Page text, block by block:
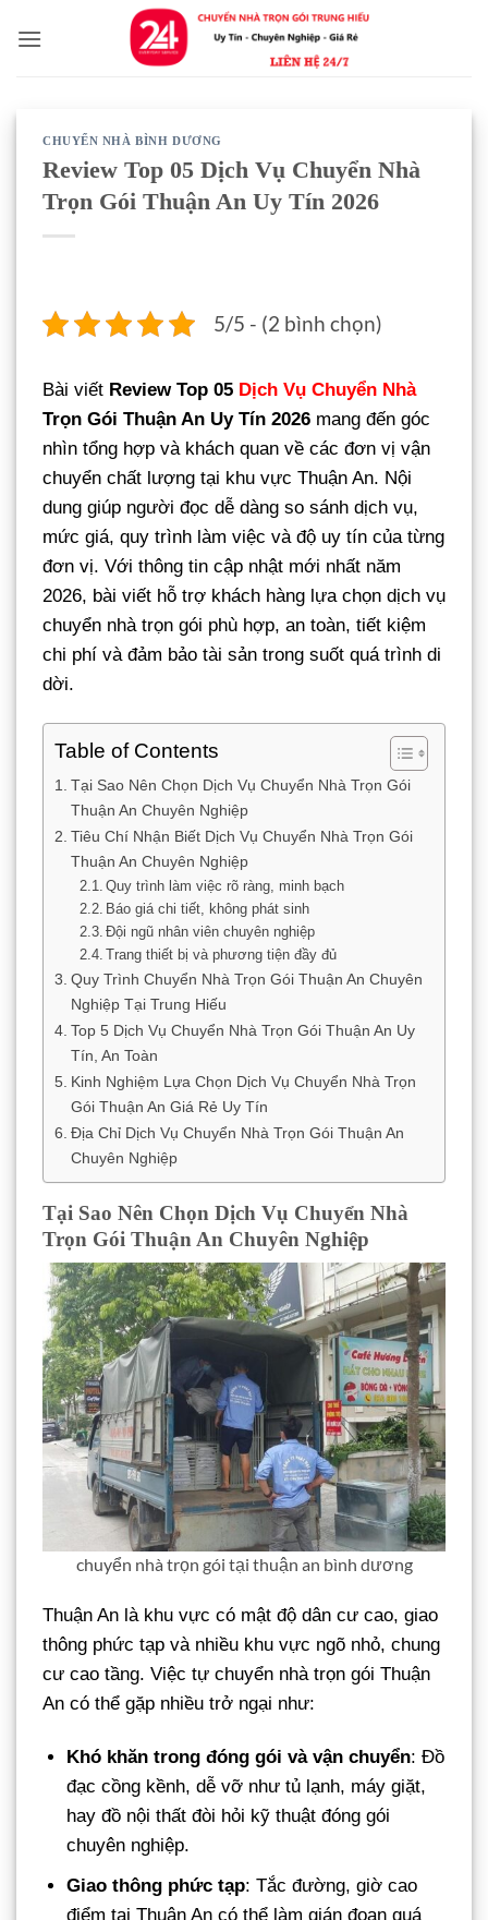
qua
CHUYỂN NHÀ BÌNH DƯƠNG
Review Top 05 Dịch Vụ Chuyển Nhà
Trọn Gói Thuận An Uy Tín 2026
5/5 - (2 bình chọn)
Bài viết Review Top 05 Dịch Vụ Chuyển Nhà
Trọn Gói Thuận An Uy Tín 2026 mang đến góc
nhìn tổng hợp và khách quan về các đơn vị vận
chuyển chất lượng tại khu vực Thuận An. Nội
dung giúp người đọc dễ dàng so sánh dịch vụ,
mức giá, quy trình làm việc và độ uy tín của từng
đơn vị. Với thông tin cập nhật mới nhất năm
2026, bài viết hỗ trợ khách hàng lựa chọn dịch vụ
chuyển nhà trọn gói phù hợp, an toàn, tiết kiệm
chi phí và đảm bảo tài sản trong suốt quá trình di
dời.
Table of Contents
Tại Sao Nên Chọn Dịch Vụ Chuyển Nhà Trọn Gói
Thuận An Chuyên Nghiệp
Tiêu Chí Nhận Biết Dịch Vụ Chuyển Nhà Trọn Gói
Thuận An Chuyên Nghiệp
Quy trình làm việc rõ ràng, minh bạch
Báo giá chi tiết, không phát sinh
Đội ngũ nhân viên chuyên nghiệp
Trang thiết bị và phương tiện đầy đủ
Quy Trình Chuyển Nhà Trọn Gói Thuận An Chuyên
Nghiệp Tại Trung Hiếu
Top 5 Dịch Vụ Chuyển Nhà Trọn Gói Thuận An Uy
Tín, An Toàn
Kinh Nghiệm Lựa Chọn Dịch Vụ Chuyển Nhà Trọn
Gói Thuận An Giá Rẻ Uy Tín
Địa Chỉ Dịch Vụ Chuyển Nhà Trọn Gói Thuận An
Chuyên Nghiệp
Tại Sao Nên Chọn Dịch Vụ Chuyển Nhà
Trọn Gói Thuận An Chuyên Nghiệp
chuyển nhà trọn gói tại thuận an bình dương
Thuận An là khu vực có mật độ dân cư cao, giao
thông phức tạp và nhiều khu vực ngõ nhỏ, chung
cư cao tầng. Việc tự chuyển nhà trọn gói Thuận
An có thể gặp nhiều trở ngại như:
Khó khăn trong đóng gói và vận chuyển: Đồ
đạc cồng kềnh, dễ vỡ như tủ lạnh, máy giặt,
hay đồ nội thất đòi hỏi kỹ thuật đóng gói
chuyên nghiệp.
Giao thông phức tạp: Tắc đường, giờ cao
điểm tại Thuận An có thể làm gián đoạn quá